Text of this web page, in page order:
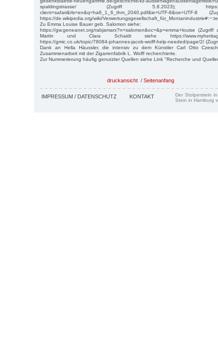
spaldingstrasse/ (Zugriff 5.8.2023); https://
client=safari&rls=en&q=ha6_1_6_thm_2040.pdf&ie=UTF-
https://de.wikipedia.org/wiki/
Zu Emma Louise Bauer geb. Salomon siehe:
https://gw.geneanet.org/rabjamarx?n=salomon&oc=&p=emma+louise
Martin und Clara Schaidt siehe https://www.myheritage.de/
https://gmic.co.uk/topic/78084-johannes-jacob-wolff-help-needed/page/2/
Dank an Hella Häussler, die intensiv zu dem Künstler Carl Otto
Zusammenarbeit mit der Zigarrenfabrik L. Wolff recherchierte.
Zur Nummerierung häufig genutzter Quellen siehe Link "Recherche und
druckansicht / Seitenanfang
IMPRESSUM / DATENSCHUTZ KONTAKT
Der Stolperstein
Stein in Hamburg